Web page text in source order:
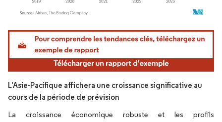
Image © Mordor Intelligence. La réutilisation nécessite une attribution sous CC BY
L'Asie-Pacifique affichera une croissance significative au
cours de la période de prévision
La croissance économique robuste et les profils